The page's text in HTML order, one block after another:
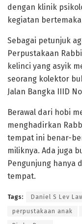
dengan klinik
kegiatan
Sebagai petunjuk
Perpustakaan
kelinci yang asyik
seorang kolektor
Jalan Bangka IIID
Berawal dari hobi
menghadirkan
tempat ini benar-
miliknya. Ada juga
Pengunjung hanya
tempat.
Tags: Daniel S Lev
perpustakaan anak